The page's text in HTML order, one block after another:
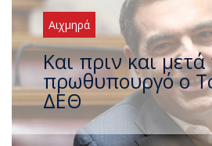
Αιχμηρά
Έρχεται νέο
ζέστης με 40
– Ο καιρός έως
Δεκαπενταύγουστο